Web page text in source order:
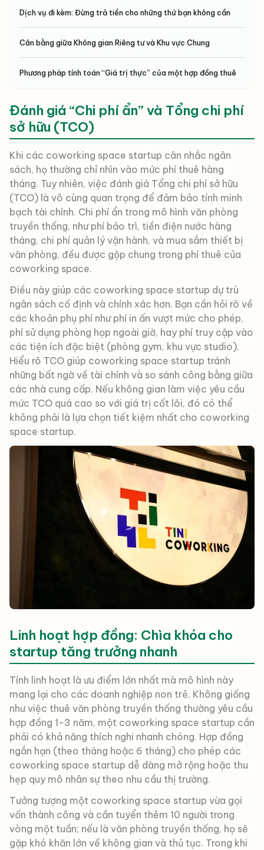
Dịch vụ đi kèm: Đừng trả tiền cho những thứ bạn không cần
Cân bằng giữa Không gian Riêng tư và Khu vực Chung
Phương pháp tính toán “Giá trị thực” của một hợp đồng thuê
Đánh giá “Chi phí ẩn” và Tổng chi phí
sở hữu (TCO)
Khi các coworking space startup cân nhắc ngân
sách, họ thường chỉ nhìn vào mức phí thuê hàng
tháng. Tuy nhiên, việc đánh giá Tổng chi phí sở hữu
(TCO) là vô cùng quan trọng để đảm bảo tính minh
bạch tài chính. Chi phí ẩn trong mô hình văn phòng
truyền thống, như phí bảo trì, tiền điện nước hàng
tháng, chi phí quản lý vận hành, và mua sắm thiết bị
văn phòng, đều được gộp chung trong phí thuê của
coworking space.
Điều này giúp các coworking space startup dự trù
ngân sách cố định và chính xác hơn. Bạn cần hỏi rõ về
các khoản phụ phí như phí in ấn vượt mức cho phép,
phí sử dụng phòng họp ngoài giờ, hay phí truy cập vào
các tiện ích đặc biệt (phòng gym, khu vực studio).
Hiểu rõ TCO giúp coworking space startup tránh
những bất ngờ về tài chính và so sánh công bằng giữa
các nhà cung cấp. Nếu không gian làm việc yêu cầu
mức TCO quá cao so với giá trị cốt lõi, đó có thể
không phải là lựa chọn tiết kiệm nhất cho coworking
space startup.
Linh hoạt hợp đồng: Chìa khóa cho
startup tăng trưởng nhanh
Tính linh hoạt là ưu điểm lớn nhất mà mô hình này
mang lại cho các doanh nghiệp non trẻ. Không giống
như việc thuê văn phòng truyền thống thường yêu cầu
hợp đồng 1-3 năm, một coworking space startup cần
phải có khả năng thích nghi nhanh chóng. Hợp đồng
ngắn hạn (theo tháng hoặc 6 tháng) cho phép các
coworking space startup dễ dàng mở rộng hoặc thu
hẹp quy mô nhân sự theo nhu cầu thị trường.
Tưởng tượng một coworking space startup vừa gọi
vốn thành công và cần tuyển thêm 10 người trong
vòng một tuần; nếu là văn phòng truyền thống, họ sẽ
gặp khó khăn lớn về không gian và thủ tục. Trong khi